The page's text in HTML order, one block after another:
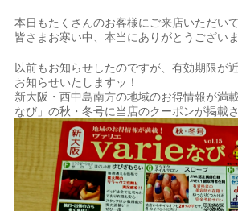
本日もたくさんのお客様にご来店いただい
皆さまお寒い中、本当にありがとうございま
以前もお知らせしたのですが、有効期限が
お知らせいたしますッ！
新大阪・西中島南方の地域のお得情報が満
なび」の秋・冬号に当店のクーポンが掲載